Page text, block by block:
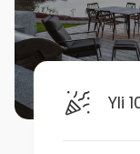
Yli